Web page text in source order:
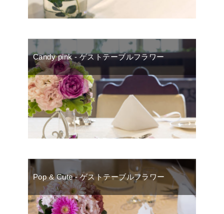
Candy pink - ゲストテーブルフラワー
Pop & Cute - ゲストテーブルフラワー